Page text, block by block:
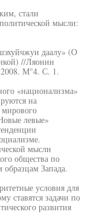
стали
мысли:
даалу» (О
//Ляонин
М°4. С. 1.
«национализма»
на
мирового
левые»
мысли
общества по
Запада.
условия для
ставятся задачи по
развития